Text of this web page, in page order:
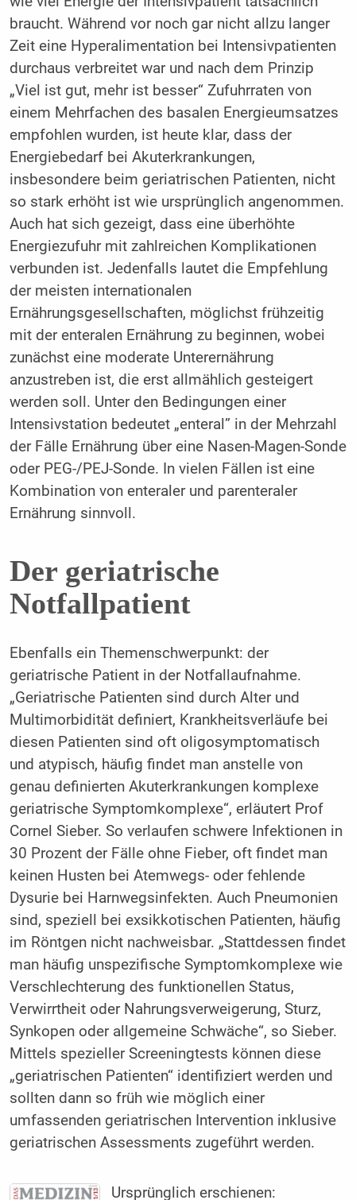
braucht. Während vor noch gar nicht allzu langer
Zeit eine Hyperalimentation bei Intensivpatienten
durchaus verbreitet war und nach dem Prinzip
„Viel ist gut, mehr ist besser“ Zufuhrraten von
einem Mehrfachen des basalen Energieumsatzes
empfohlen wurden, ist heute klar, dass der
Energiebedarf bei Akuterkrankungen,
insbesondere beim geriatrischen Patienten, nicht
so stark erhöht ist wie ursprünglich angenommen.
Auch hat sich gezeigt, dass eine überhöhte
Energiezufuhr mit zahlreichen Komplikationen
verbunden ist. Jedenfalls lautet die Empfehlung
der meisten internationalen
Ernährungsgesellschaften, möglichst frühzeitig
mit der enteralen Ernährung zu beginnen, wobei
zunächst eine moderate Unterernährung
anzustreben ist, die erst allmählich gesteigert
werden soll. Unter den Bedingungen einer
Intensivstation bedeutet „enteral” in der Mehrzahl
der Fälle Ernährung über eine Nasen-Magen-Sonde
oder PEG-/PEJ-Sonde. In vielen Fällen ist eine
Kombination von enteraler und parenteraler
Ernährung sinnvoll.
Der geriatrische
Notfallpatient
Ebenfalls ein Themenschwerpunkt: der
geriatrische Patient in der Notfallaufnahme.
„Geriatrische Patienten sind durch Alter und
Multimorbidität definiert, Krankheitsverläufe bei
diesen Patienten sind oft oligosymptomatisch
und atypisch, häufig findet man anstelle von
genau definierten Akuterkrankungen komplexe
geriatrische Symptomkomplexe“, erläutert Prof
Cornel Sieber. So verlaufen schwere Infektionen in
30 Prozent der Fälle ohne Fieber, oft findet man
keinen Husten bei Atemwegs- oder fehlende
Dysurie bei Harnwegsinfekten. Auch Pneumonien
sind, speziell bei exsikkotischen Patienten, häufig
im Röntgen nicht nachweisbar. „Stattdessen findet
man häufig unspezifische Symptomkomplexe wie
Verschlechterung des funktionellen Status,
Verwirrtheit oder Nahrungsverweigerung, Sturz,
Synkopen oder allgemeine Schwäche“, so Sieber.
Mittels spezieller Screeningtests können diese
„geriatrischen Patienten“ identifiziert werden und
sollten dann so früh wie möglich einer
umfassenden geriatrischen Intervention inklusive
geriatrischen Assessments zugeführt werden.
Ursprünglich erschienen: